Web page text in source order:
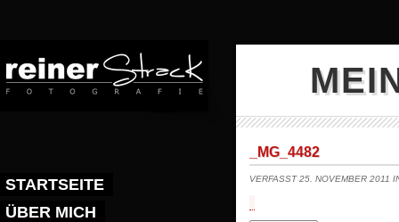
STARTSEITE
ÜBER MICH
_MG_4482
VERFASST 25. NOVEMBER 2011